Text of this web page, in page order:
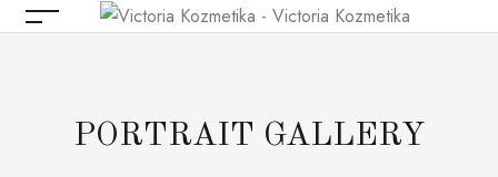
PORTRAIT GALLERY